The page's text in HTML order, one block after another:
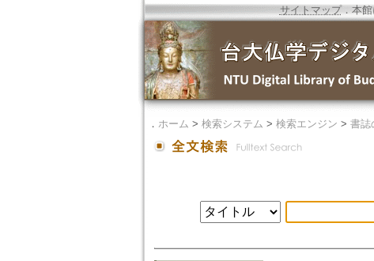
サイトマップ．本館
． ホーム > 検索システム > 検索エンジン > 書誌